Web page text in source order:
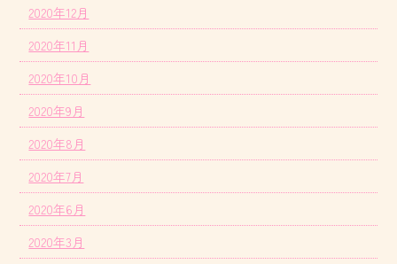
2020年12月
2020年11月
2020年10月
2020年9月
2020年8月
2020年7月
2020年6月
2020年3月